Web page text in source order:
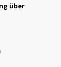
über